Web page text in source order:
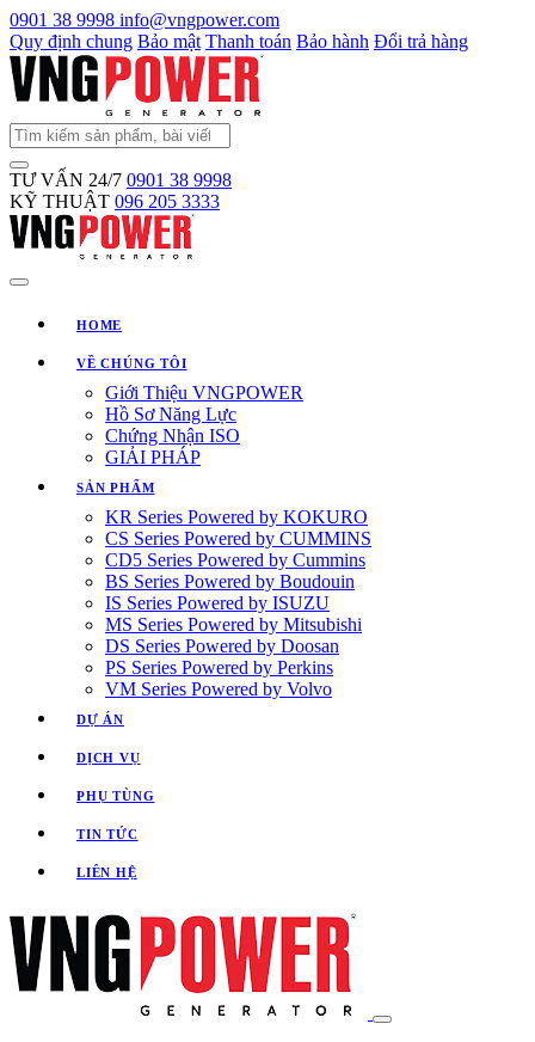
0901 38 9998 info@vngpower.com
Quy định chung Bảo mật Thanh toán Bảo hành Đổi trả hàng
TƯ VẤN 24/7 0901 38 9998
KỸ THUẬT 096 205 3333
HOME
VỀ CHÚNG TÔI
Giới Thiệu VNGPOWER
Hồ Sơ Năng Lực
Chứng Nhận ISO
GIẢI PHÁP
SẢN PHẨM
KR Series Powered by KOKURO
CS Series Powered by CUMMINS
CD5 Series Powered by Cummins
BS Series Powered by Boudouin
IS Series Powered by ISUZU
MS Series Powered by Mitsubishi
DS Series Powered by Doosan
PS Series Powered by Perkins
VM Series Powered by Volvo
DỰ ÁN
DỊCH VỤ
PHỤ TÙNG
TIN TỨC
LIÊN HỆ